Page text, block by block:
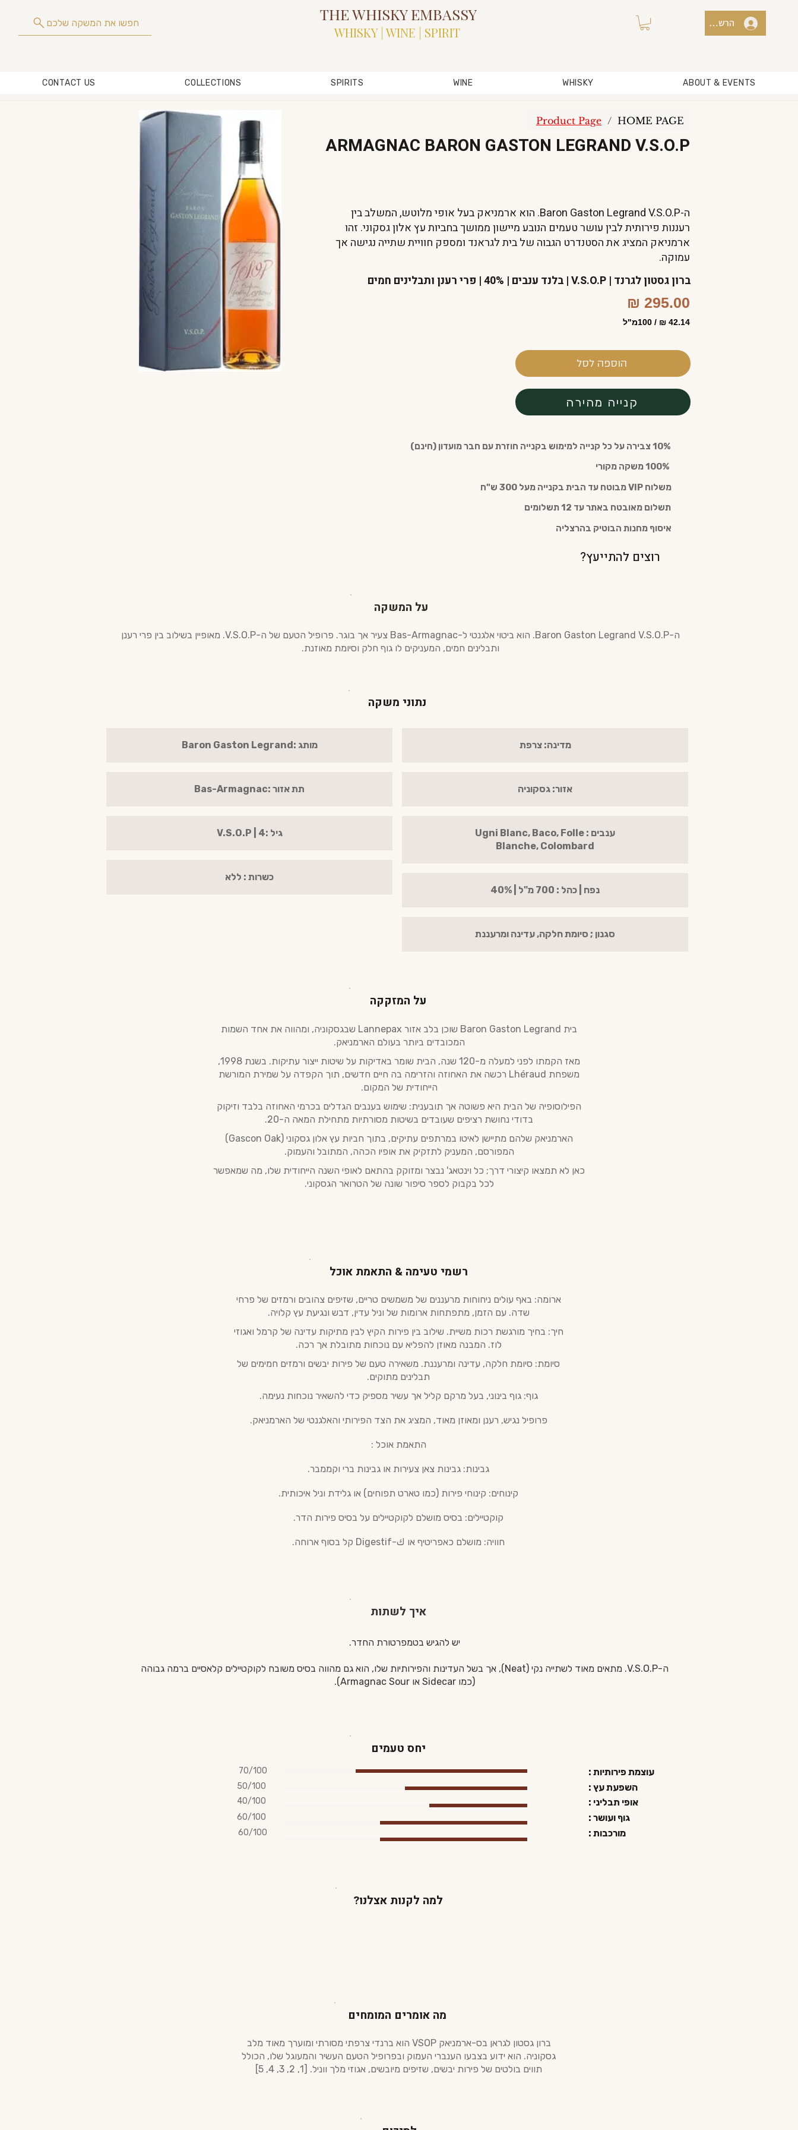
חפשו את המשקה שלכם THE WHISKY EMBASSY
WHISKY | WINE | SPIRIT
הרשמה למועדון / כניסה
CONTACT US COLLECTIONS SPIRITS WINE WHISKY ABOUT & EVENTS
HOME PAGE
/
Product Page
ARMAGNAC BARON GASTON LEGRAND V.S.O.P
ה-Baron Gaston Legrand V.S.O.P. הוא ארמניאק בעל אופי מלוטש, המשלב בין
רעננות פירותית לבין עושר טעמים הנובע מיישון ממושך בחביות עץ אלון גסקוני. זהו
ארמניאק המציג את הסטנדרט הגבוה של בית לגראנד ומספק חוויית שתייה נגישה אך
עמוקה.
ברון גסטון לגרנד | V.S.O.P | בלנד ענבים | 40% | פרי רענן ותבלינים חמים
295.00 ₪
42.14 ₪ / 100מ"ל
הוספה לסל
קנייה מהירה
10% צבירה על כל קנייה למימוש בקנייה חוזרת עם חבר מועדון (חינם)
משלוח VIP מבוטח עד הבית בקנייה מעל 300 ש"ח
תשלום מאובטח באתר עד 12 תשלומים
איסוף מחנות הבוטיק בהרצליה
רוצים להתייעץ?
על המשקה
ה-Baron Gaston Legrand V.S.O.P. הוא ביטוי אלגנטי ל-Bas-Armagnac צעיר אך בוגר. פרופיל הטעם של ה-V.S.O.P. מאופיין בשילוב בין פרי רענן
ותבלינים חמים, המעניקים לו גוף חלק וסיומת מאוזנת.
נתוני משקה
מדינה: צרפת
אזור: גסקוניה
ענבים : Ugni Blanc, Baco, Folle
Blanche, Colombard
נפח | כהל : 700 מ"ל | 40%
סגנון ; סיומת חלקה, עדינה ומרעננת
מותג :Baron Gaston Legrand
תת אזור :Bas-Armagnac
גיל :4 | V.S.O.P
כשרות : ללא
על המזקקה
בית Baron Gaston Legrand שוכן בלב אזור Lannepax שבגסקוניה, ומהווה את אחד השמות
המכובדים ביותר בעולם הארמניאק.
מאז הקמתו לפני למעלה מ-120 שנה, הבית שומר באדיקות על שיטות ייצור עתיקות. בשנת 1998,
משפחת Lhéraud רכשה את האחוזה והזרימה בה חיים חדשים, תוך הקפדה על שמירת המורשת
הייחודית של המקום.
הפילוסופיה של הבית היא פשוטה אך תובענית: שימוש בענבים הגדלים בכרמי האחוזה בלבד וזיקוק
בדודי נחושת רציפים שעובדים בשיטות מסורתיות מתחילת המאה ה-20.
הארמניאק שלהם מתיישן לאיטו במרתפים עתיקים, בתוך חביות עץ אלון גסקוני (Gascon Oak)
המפורסם, המעניק לתזקיק את אופיו הכהה, המתובל והעמוק.
כאן לא תמצאו קיצורי דרך; כל וינטאג' נבצר ומזוקק בהתאם לאופי השנה הייחודית שלו, מה שמאפשר
לכל בקבוק לספר סיפור שונה של הטרואר הגסקוני.
רשמי טעימה & התאמת אוכל
ארומה: באף עולים ניחוחות מרעננים של משמשים טריים, שזיפים צהובים ורמזים של פרחי
שדה. עם הזמן, מתפתחות ארומות של וניל עדין, דבש ונגיעת עץ קלויה.
חיך: בחיך מורגשת רכות משיית. שילוב בין פירות הקיץ לבין מתיקות עדינה של קרמל ואגוזי
לוז. המבנה מאוזן להפליא עם נוכחות מתובלת אך רכה.
סיומת: סיומת חלקה, עדינה ומרעננת. משאירה טעם של פירות יבשים ורמזים חמימים של
תבלינים מתוקים.
גוף: גוף בינוני, בעל מרקם קליל אך עשיר מספיק כדי להשאיר נוכחות נעימה.
פרופיל נגיש, רענן ומאוזן מאוד, המציג את הצד הפירותי והאלגנטי של הארמניאק.
התאמת אוכל :
גבינות: גבינות צאן צעירות או גבינות ברי וקממבר.
קינוחים: קינוחי פירות (כמו טארט תפוחים) או גלידת וניל איכותית.
קוקטיילים: בסיס מושלם לקוקטיילים על בסיס פירות הדר.
חוויה: מושלם כאפריטיף או ك-Digestif קל בסוף ארוחה.
איך לשתות
יש להגיש בטמפרטורת החדר.
ה-V.S.O.P. מתאים מאוד לשתייה נקי (Neat), אך בשל העדינות והפירותיות שלו, הוא גם מהווה בסיס משובח לקוקטיילים קלאסיים ברמה גבוהה
(כמו Sidecar או Armagnac Sour).
יחס טעמים
עוצמת פירותיות :
השפעת עץ :
אופי תבליני :
גוף ועושר :
מורכבות :
70/100
50/100
40/100
60/100
60/100
למה לקנות אצלנו?
מה אומרים המומחים
ברון גסטון לגראן בס-ארמניאק VSOP הוא ברנדי צרפתי מסורתי ומוערך מאוד מלב
גסקוניה. הוא ידוע בצבעו הענברי העמוק ובפרופיל הטעם העשיר והמעוגל שלו, הכולל
תווים בולטים של פירות יבשים, שזיפים מיובשים, אגוזי מלך ווניל. [1, 2, 3, 4, 5]